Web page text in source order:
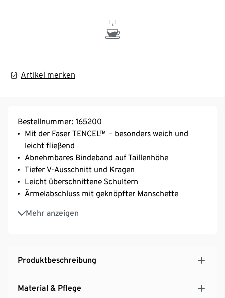
Artikel merken
Bestellnummer: 165200
Mit der Faser TENCEL™ – besonders weich und
leicht fließend
Abnehmbares Bindeband auf Taillenhöhe
Tiefer V-Ausschnitt und Kragen
Leicht überschnittene Schultern
Ärmelabschluss mit geknöpfter Manschette
Mehr anzeigen
Abgerundeter Saum mit Seitenschlitzen
Produktbeschreibung
Material & Pflege